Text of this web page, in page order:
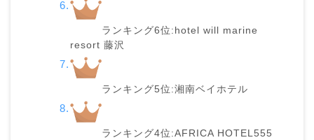
ランキング6位:hotel will marine
resort 藤沢
ランキング5位:湘南ベイホテル
ランキング4位:AFRICA HOTEL555